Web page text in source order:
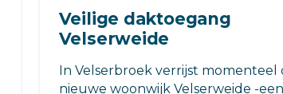
Veilige daktoegang
Velserweide
In Velserbroek verrijst momenteel
nieuwe woonwijk Velserweide -een